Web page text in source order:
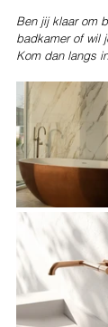
Ben jij klaar om
badkamer of wil
Kom dan langs